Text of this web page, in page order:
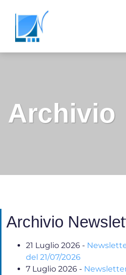
Archivio
Archivio
21 Luglio 2026 -
del 21/07/2026
7 Luglio 2026 -